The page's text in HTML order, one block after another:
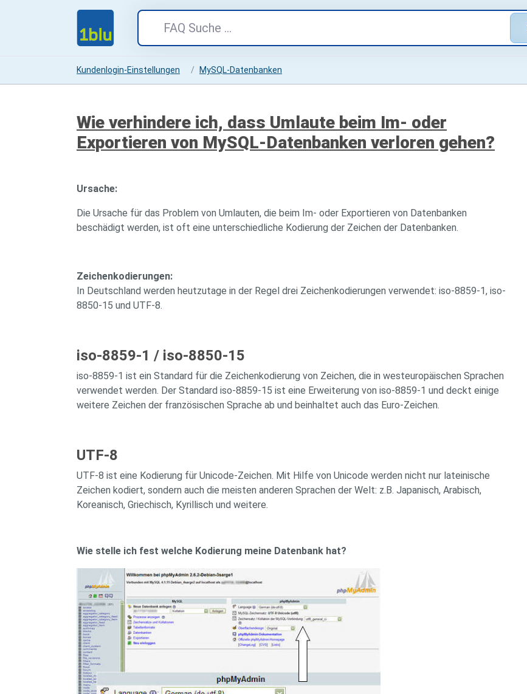
Kundenlogin-Einstellungen MySQL-Datenbanken
Wie verhindere ich, dass Umlaute beim Im- oder
Exportieren von MySQL-Datenbanken verloren gehen?
Ursache:
Die Ursache für das Problem von Umlauten, die beim Im- oder Exportieren von Datenbanken
beschädigt werden, ist oft eine unterschiedliche Kodierung der Zeichen der Datenbanken.
Zeichenkodierungen:
In Deutschland werden heutzutage in der Regel drei Zeichenkodierungen verwendet: iso-8859-1, iso-
8850-15 und UTF-8.
iso-8859-1 / iso-8850-15
iso-8859-1 ist ein Standard für die Zeichenkodierung von Zeichen, die in westeuropäischen Sprachen
verwendet werden. Der Standard iso-8859-15 ist eine Erweiterung von iso-8859-1 und deckt einige
weitere Zeichen der französischen Sprache ab und beinhaltet auch das Euro-Zeichen.
UTF-8
UTF-8 ist eine Kodierung für Unicode-Zeichen. Mit Hilfe von Unicode werden nicht nur lateinische
Zeichen kodiert, sondern auch die meisten anderen Sprachen der Welt: z.B. Japanisch, Arabisch,
Koreanisch, Griechisch, Kyrillisch und weitere.
Wie stelle ich fest welche Kodierung meine Datenbank hat?